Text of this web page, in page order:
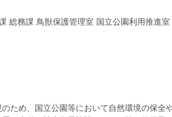
総務課 鳥獣保護管理室 国立公園利用推進室
め、国立公園等において自然環境の保全